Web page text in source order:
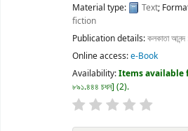
Material type:
Text;
fiction
Publication details:কলকাতাআনন্দ
Online access:e-Book
Availability:Items available
৮৯১.৪৪৪ চধন (2).